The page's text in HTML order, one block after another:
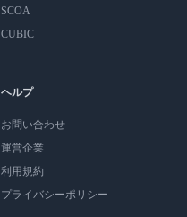
SCOA
CUBIC
ヘルプ
お問い合わせ
運営企業
利用規約
プライバシーポリシー